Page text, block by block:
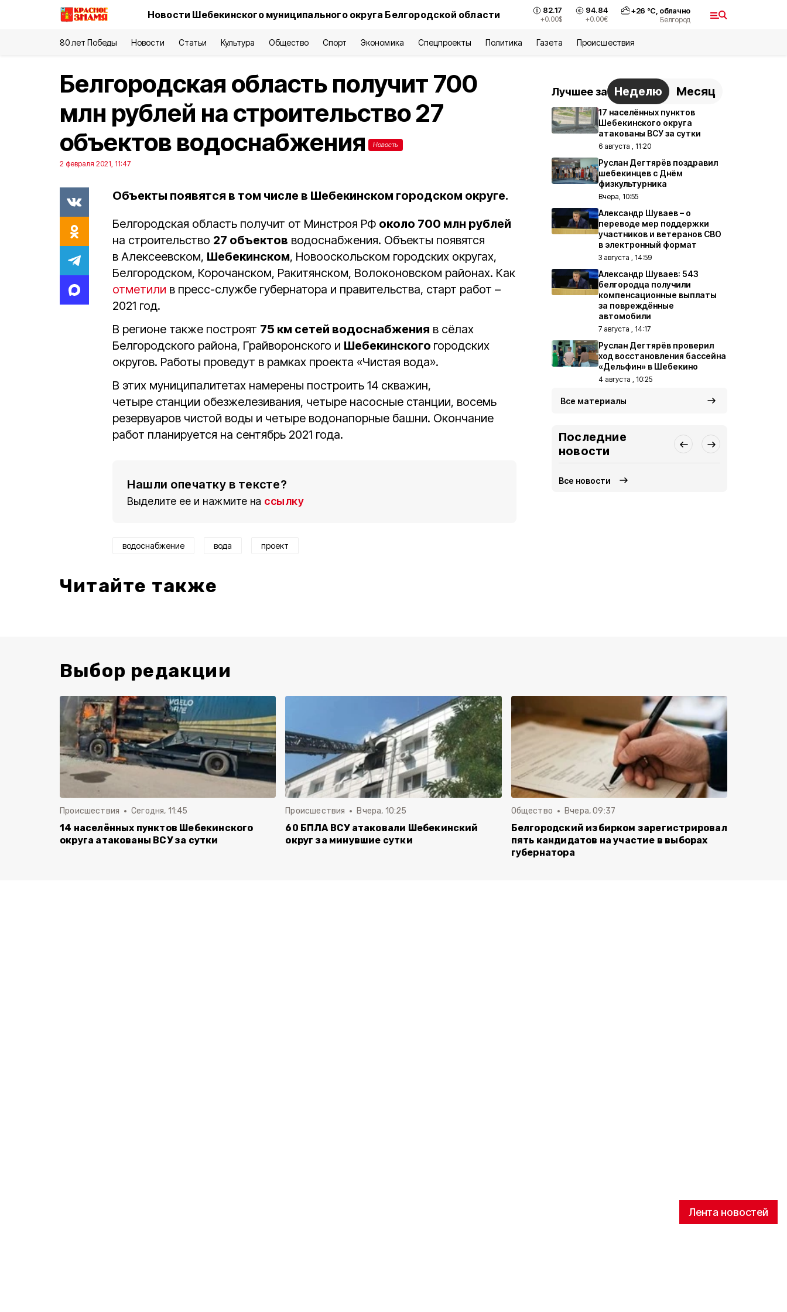
Новости Шебекинского муниципального округа Белгородской области 82.17
+0.00$
94.84
+0.00€
+26 °С, облачно
Белгород
80 лет Победы Новости Статьи Культура Общество Спорт Экономика Спецпроекты Политика Газета Происшествия
Лента новостей
Белгородская область получит 700
млн рублей на строительство 27
объектов водоснабжения
Новость
2 февраля 2021, 11:47
Объекты появятся в том числе в Шебекинском городском округе.
Белгородская область получит от Минстроя РФ около 700 млн рублей
на строительство 27 объектов водоснабжения. Объекты появятся
в Алексеевском, Шебекинском, Новооскольском городских округах,
Белгородском, Корочанском, Ракитянском, Волоконовском районах. Как
отметили в пресс-службе губернатора и правительства, старт работ –
2021 год.
В регионе также построят 75 км сетей водоснабжения в сёлах
Белгородского района, Грайворонского и Шебекинского городских
округов. Работы проведут в рамках проекта «Чистая вода».
В этих муниципалитетах намерены построить 14 скважин,
четыре станции обезжелезивания, четыре насосные станции, восемь
резервуаров чистой воды и четыре водонапорные башни. Окончание
работ планируется на сентябрь 2021 года.
Нашли опечатку в тексте?
Выделите ее и нажмите на ссылку
водоснабжение вода проект
Читайте также
Лучшее за Неделю Месяц
17 населённых пунктов
Шебекинского округа
атакованы ВСУ за сутки
6 августа , 11:20
Руслан Дегтярёв поздравил
шебекинцев с Днём
физкультурника
Вчера, 10:55
Александр Шуваев – о
переводе мер поддержки
участников и ветеранов СВО
в электронный формат
3 августа , 14:59
Александр Шуваев: 543
белгородца получили
компенсационные выплаты
за повреждённые
автомобили
7 августа , 14:17
Руслан Дегтярёв проверил
ход восстановления бассейна
«Дельфин» в Шебекино
4 августа , 10:25
Все материалы
Последние
новости
Все новости
Выбор редакции
Происшествия Сегодня, 11:45
14 населённых пунктов Шебекинского
округа атакованы ВСУ за сутки
Происшествия Вчера, 10:25
60 БПЛА ВСУ атаковали Шебекинский
округ за минувшие сутки
Общество Вчера, 09:37
Белгородский избирком зарегистрировал
пять кандидатов на участие в выборах
губернатора